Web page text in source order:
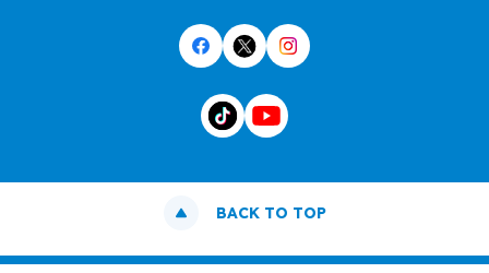
BACK TO TOP